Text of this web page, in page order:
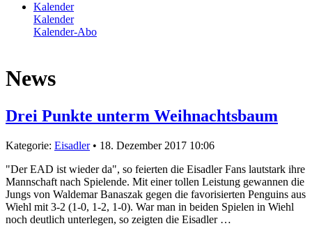
Kalender
Kalender
Kalender-Abo
News
Drei Punkte unterm Weihnachtsbaum
Kategorie: Eisadler• 18. Dezember 2017 10:06
"Der EAD ist wieder da", so feierten die Eisadler Fans lautstark ihre
Mannschaft nach Spielende. Mit einer tollen Leistung gewannen die
Jungs von Waldemar Banaszak gegen die favorisierten Penguins aus
Wiehl mit 3-2 (1-0, 1-2, 1-0). War man in beiden Spielen in Wiehl
noch deutlich unterlegen, so zeigten die Eisadler …